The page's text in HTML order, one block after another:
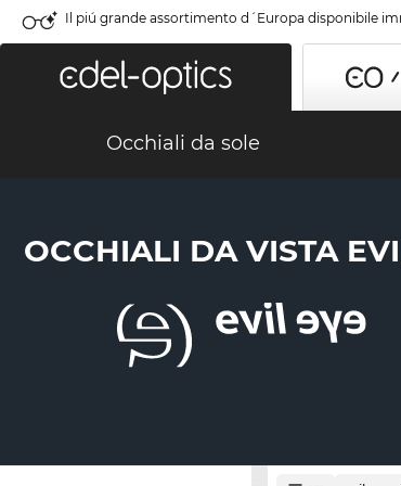
Il piú grande assortimento d´Europa disponibile
Occhiali da sole
OCCHIALI DA VISTA